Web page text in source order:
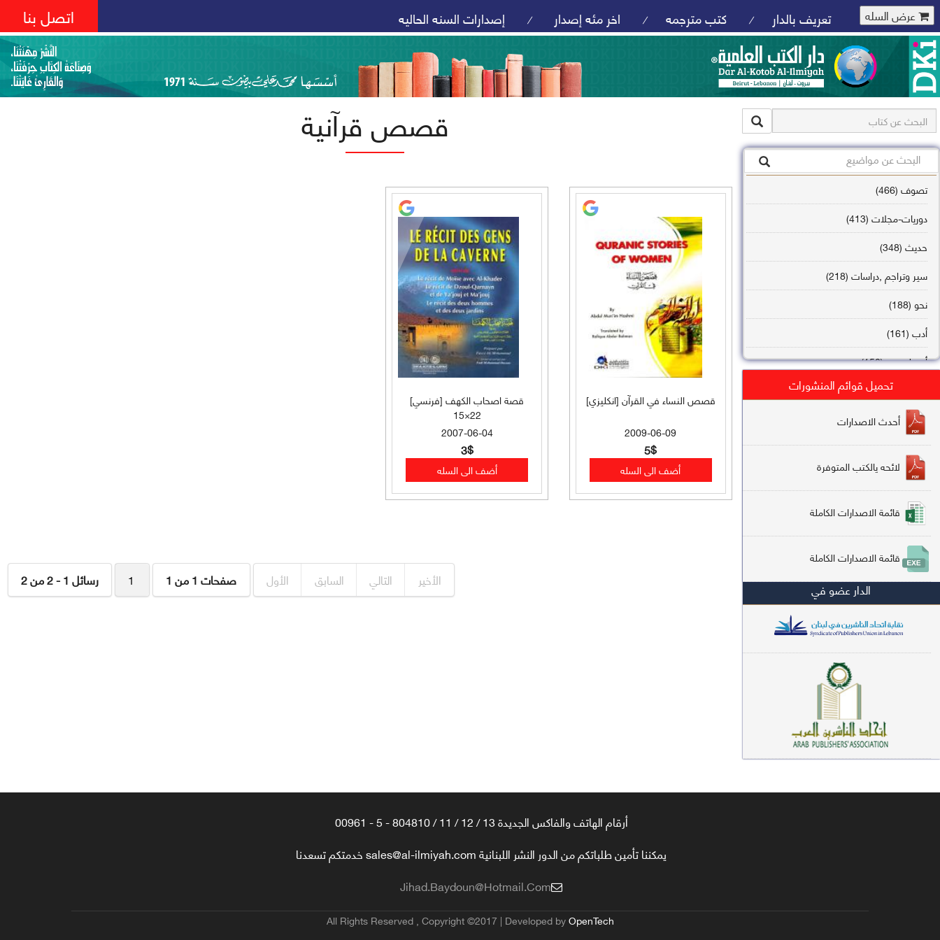
عرض السله تعريف بالدار / كتب مترجمه / اخر مئه إصدار / إصدارات السنه الحاليه اتصل بنا
تصوف (466)
دوريات-مجلات (413)
حديث (348)
سير وتراجم ,دراسات (218)
نحو (188)
أدب (161)
أصول فقه (158)
تاريخ (138)
فقه شافعي (132)
فقه حنفي (113)
فقه مالكي (112)
تفسير قرآن (106)
علم كلام (96)
أخلاق وتصوف (91)
سير وتراجم (90)
معاجم لغوية (89)
سيرة نبوية وتصوف (81)
دراسات إسلامية (75)
شعر (72)
علوم قرآن (66)
فقه عام وأحكام فقهية (62)
تحميل قوائم المنشورات
أحدث الاصدارات
لائحه يالكتب المتوفرة
قائمة الاصدارات الكاملة
قائمة الاصدارات الكاملة
الدار عضو في
قصص قرآنية
قصص النساء في القرآن [انكليزي]
2009-06-09
5$
قصة اصحاب الكهف [فرنسي]
22×15
2007-06-04
3$
رسائل 1 - 2 من 2 1 صفحات 1 من 1 الأول السابق التالي الأخير
أرقام الهاتف والفاكس الجديدة 13 / 12 / 11 / 804810 - 5 - 00961
يمكننا تأمين طلباتكم من الدور النشر اللبنانية sales@al-ilmiyah.com خدمتكم تسعدنا
Jihad.baydoun@hotmail.com
All Rights Reserved , Copyright ©2017 | Developed byOpenTech